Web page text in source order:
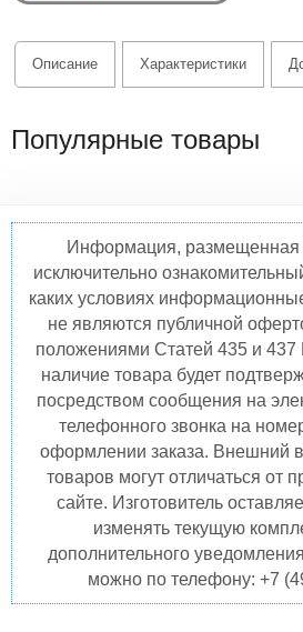
Описание Характеристики
Популярные товары
Информация, размещенная
исключительно
каких условиях
не являются публичной
положениями Статей 435 и
наличие товара будет
посредством сообщения на
телефонного звонка на
оформлении заказа. Внешний
товаров могут отличаться от
сайте. Изготовитель
изменять текущую
дополнительного
можно по телефону: +7